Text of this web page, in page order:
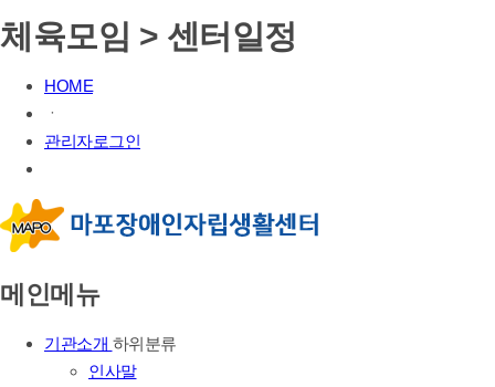
체육모임 > 센터일정
HOME
ㆍ
관리자로그인
메인메뉴
기관소개 하위분류
인사말